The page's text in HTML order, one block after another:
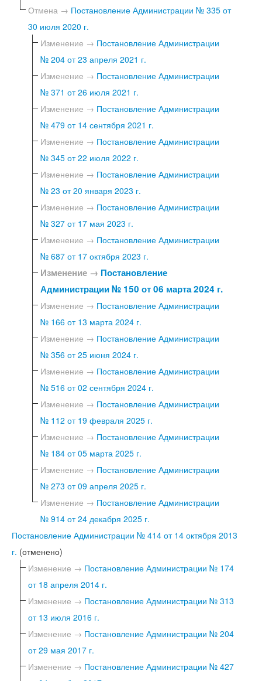
Отмена → Постановление Администрации № 335 от
30 июля 2020 г.
Изменение → Постановление Администрации
№ 204 от 23 апреля 2021 г.
Изменение → Постановление Администрации
№ 371 от 26 июля 2021 г.
Изменение → Постановление Администрации
№ 479 от 14 сентября 2021 г.
Изменение → Постановление Администрации
№ 345 от 22 июля 2022 г.
Изменение → Постановление Администрации
№ 23 от 20 января 2023 г.
Изменение → Постановление Администрации
№ 327 от 17 мая 2023 г.
Изменение → Постановление Администрации
№ 687 от 17 октября 2023 г.
Изменение → Постановление
Администрации № 150 от 06 марта 2024 г.
Изменение → Постановление Администрации
№ 166 от 13 марта 2024 г.
Изменение → Постановление Администрации
№ 356 от 25 июня 2024 г.
Изменение → Постановление Администрации
№ 516 от 02 сентября 2024 г.
Изменение → Постановление Администрации
№ 112 от 19 февраля 2025 г.
Изменение → Постановление Администрации
№ 184 от 05 марта 2025 г.
Изменение → Постановление Администрации
№ 273 от 09 апреля 2025 г.
Изменение → Постановление Администрации
№ 914 от 24 декабря 2025 г.
Постановление Администрации № 414 от 14 октября 2013
г. (отменено)
Изменение → Постановление Администрации № 174
от 18 апреля 2014 г.
Изменение → Постановление Администрации № 313
от 13 июля 2016 г.
Изменение → Постановление Администрации № 204
от 29 мая 2017 г.
Изменение → Постановление Администрации № 427